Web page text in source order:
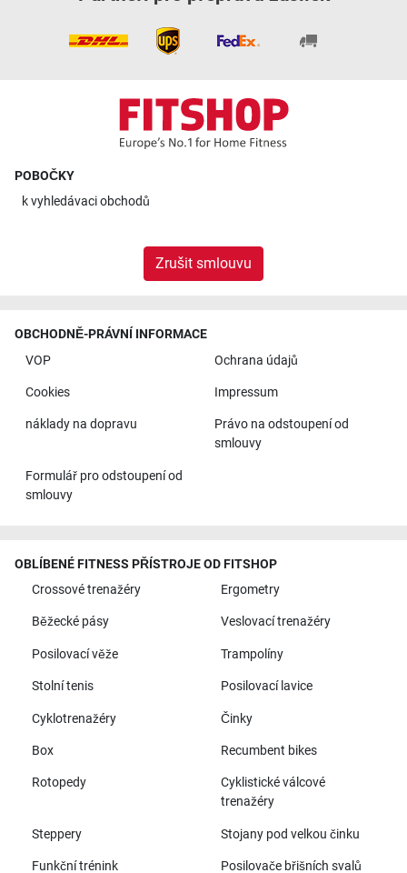
POBOČKY
kvyhledávaci obchodů
Zrušit smlouvu
OBCHODNĚ-PRÁVNÍ INFORMACE
VOP
Ochrana údajů
Cookies Impressum
náklady na dopravu
Právo na odstoupení od
smlouvy
Formulář pro odstoupení od
smlouvy
OBLÍBENÉ FITNESS PŘÍSTROJE OD FITSHOP
Crossové trenažéry
Ergometry
Běžecké pásy Veslovací trenažéry
Posilovací věže Trampolíny
Stolní tenis Posilovací lavice
Cyklotrenažéry Činky
Box Recumbent bikes
Rotopedy
Cyklistické válcové
trenažéry
Steppery Stojany pod velkou činku
Funkční trénink Posilovače břišních svalů